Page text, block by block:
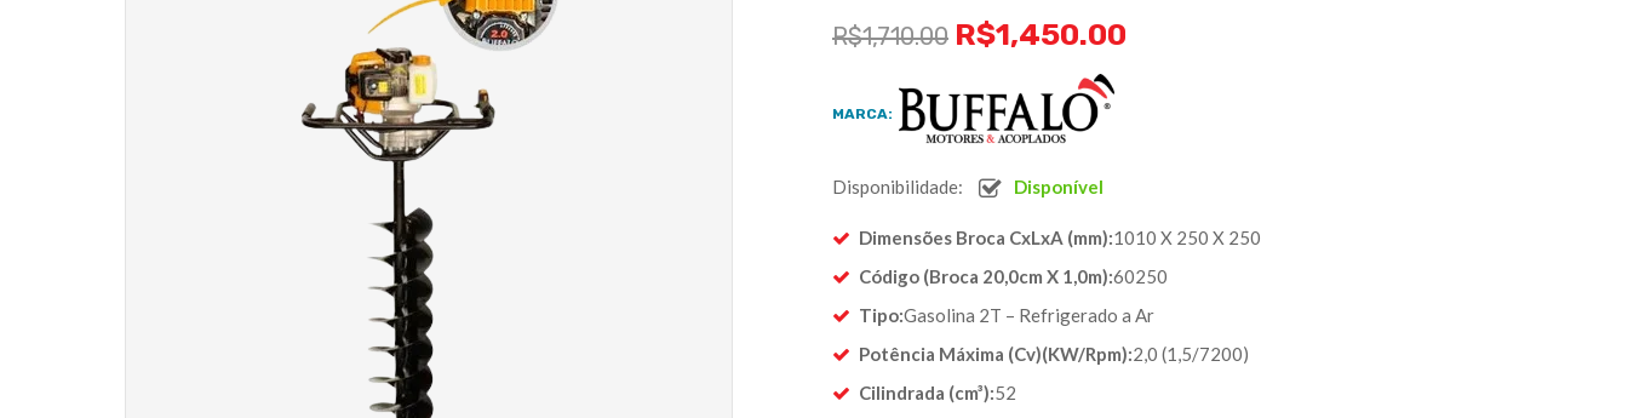
R$1,710.00 R$1,450.00
MARCA:
Disponibilidade: Disponível
Dimensões Broca CxLxA (mm):1010 X 250 X 250
Código (Broca 20,0cm X 1,0m):60250
Tipo:Gasolina 2T – Refrigerado a Ar
Potência Máxima (Cv)(KW/Rpm):2,0 (1,5/7200)
Cilindrada (cm³):52